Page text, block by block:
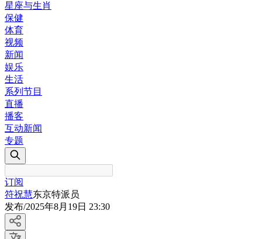
星座与生肖
保健
体育
视频
新闻
娱乐
生活
系列节目
直播
播客
互动新闻
专题
订阅
符祝慧东京特派员
发布/2025年8月19日 23:30